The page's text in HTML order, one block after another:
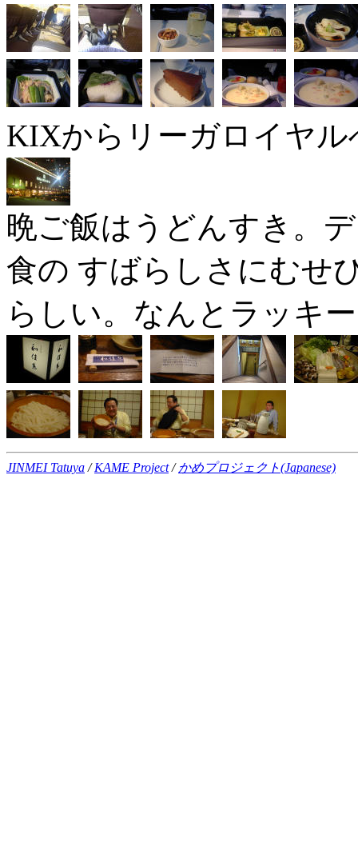
KIXからリーガロイヤル
晩ご飯はうどんすき。
食の すばらしさにむせ
らしい。なんとラッキ
JINMEI Tatuya /KAME Project/ かめプロジェクト(Japanese)